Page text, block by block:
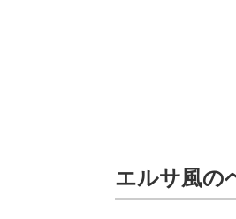
エルサ風の